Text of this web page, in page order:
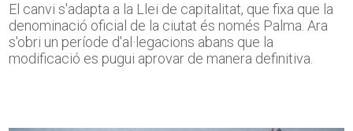
El canvi s'adapta a la Llei de capitalitat, que fixa que la
denominació oficial de la ciutat és només Palma. Ara
s'obri un període d'al·legacions abans que la
modificació es pugui aprovar de manera definitiva.